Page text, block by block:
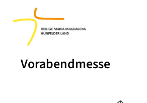
Vorabendmesse